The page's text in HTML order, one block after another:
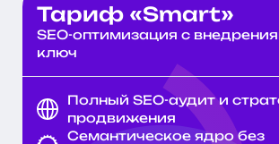
Тариф «Smart»
SEO-оптимизация с
ключ
Полный SEO-аудит и
продвижения
Семантическое ядро без